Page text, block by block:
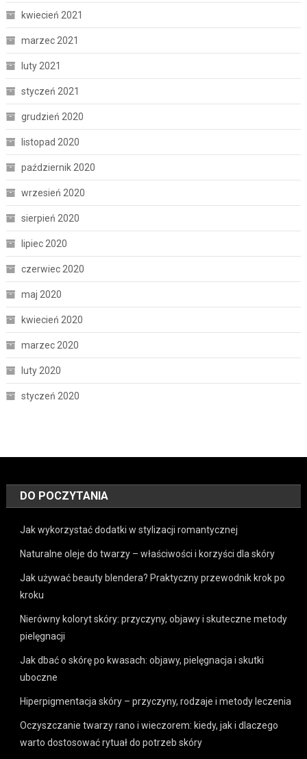
kwiecień 2021
marzec 2021
luty 2021
styczeń 2021
grudzień 2020
listopad 2020
październik 2020
wrzesień 2020
sierpień 2020
lipiec 2020
czerwiec 2020
maj 2020
kwiecień 2020
marzec 2020
luty 2020
styczeń 2020
DO POCZYTANIA
Jak wykorzystać dodatki w stylizacji romantycznej
Naturalne oleje do twarzy – właściwości i korzyści dla skóry
Jak używać beauty blendera? Praktyczny przewodnik krok po
kroku
Nierówny koloryt skóry: przyczyny, objawy i skuteczne metody
pielęgnacji
Jak dbać o skórę po kwasach: objawy, pielęgnacja i skutki
uboczne
Hiperpigmentacja skóry – przyczyny, rodzaje i metody leczenia
Oczyszczanie twarzy rano i wieczorem: kiedy, jak i dlaczego
warto dostosować rytuał do potrzeb skóry